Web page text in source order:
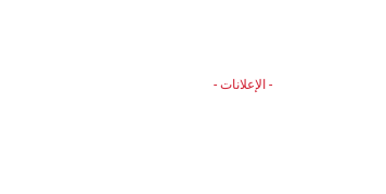
- الإعلانات -